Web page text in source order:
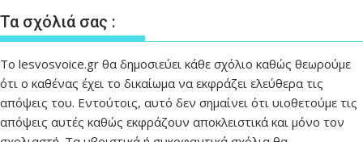
Τα σχόλιά σας :
Το lesvosvoice.gr θα δημοσιεύει κάθε σχόλιο καθώς θεωρούμε
ότι ο καθένας έχει το δικαίωμα να εκφράζει ελεύθερα τις
απόψεις του. Εντούτοις, αυτό δεν σημαίνει ότι υιοθετούμε τις
απόψεις αυτές καθώς εκφράζουν αποκλειστικά και μόνο τον